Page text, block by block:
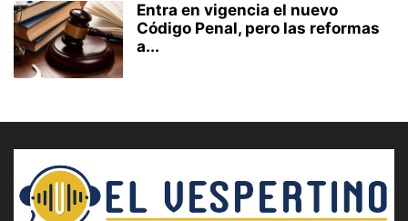
Entra en vigencia el nuevo
Código Penal, pero las reformas
a...